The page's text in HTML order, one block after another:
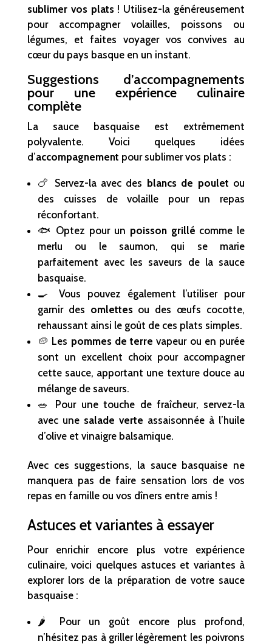
sublimer vos plats! Utilisez-la généreusement
pour accompagner volailles, poissons ou
légumes, et faites voyager vos convives au
cœur du pays basque en un instant.
Suggestions d’accompagnements
pour une expérience culinaire
complète
La sauce basquaise est extrêmement
polyvalente. Voici quelques idées
d’accompagnement pour sublimer vos plats :
🍗 Servez-la avec des blancs de poulet ou
des cuisses de volaille pour un repas
réconfortant.
🐟 Optez pour un poisson grillé comme le
merlu ou le saumon, qui se marie
parfaitement avec les saveurs de la sauce
basquaise.
🍳 Vous pouvez également l’utiliser pour
garnir des omlettesou des œufs cocotte,
rehaussant ainsi le goût de ces plats simples.
🥔 Les pommes de terre vapeur ou en purée
sont un excellent choix pour accompagner
cette sauce, apportant une texture douce au
mélange de saveurs.
🥗 Pour une touche de fraîcheur, servez-la
avec une salade verte assaisonnée à l’huile
d’olive et vinaigre balsamique.
Avec ces suggestions, la sauce basquaise ne
manquera pas de faire sensation lors de vos
repas en famille ou vos dîners entre amis !
Astuces et variantes à essayer
Pour enrichir encore plus votre expérience
culinaire, voici quelques astuces et variantes à
explorer lors de la préparation de votre sauce
basquaise :
🌶️ Pour un goût encore plus profond,
n’hésitez pas à griller légèrement les poivrons